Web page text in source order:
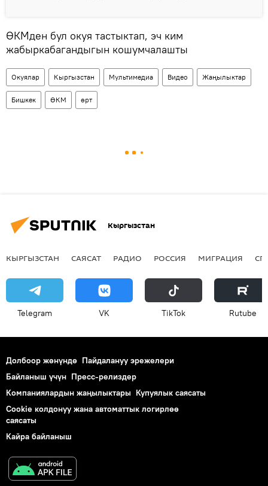
ӨКМден бул окуя тастыктап, эч ким
жабыркабагандыгын кошумчалашты
Окуялар Кыргызстан Мультимедиа Видео Жаңылыктар
Бишкек ӨКМ өрт
Кыргызстан
КЫРГЫЗСТАН САЯСАТ РАДИО РОССИЯ МИГРАЦИЯ
Telegram VK ТikТоk Rutube
Долбоор жөнүндө Пайдалануу эрежелери
Байланыш үчүн Пресс-релиздер
Компаниялардын жаңылыктары Купуялык саясаты
Cookie колдонуу жана автоматтык логирлөө
саясаты
Кайра байланыш